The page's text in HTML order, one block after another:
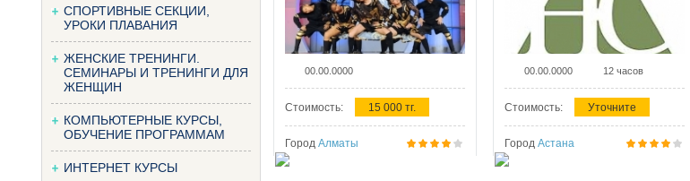
СПОРТИВНЫЕ СЕКЦИИ,
УРОКИ ПЛАВАНИЯ
ЖЕНСКИЕ ТРЕНИНГИ.
СЕМИНАРЫ И ТРЕНИНГИ ДЛЯ
ЖЕНЩИН
КОМПЬЮТЕРНЫЕ КУРСЫ,
ОБУЧЕНИЕ ПРОГРАММАМ
ИНТЕРНЕТ КУРСЫ
00.00.0000
Стоимость: 15 000 тг.
Город Алматы
00.00.0000 12 часов
Стоимость: Уточните
Город Астана